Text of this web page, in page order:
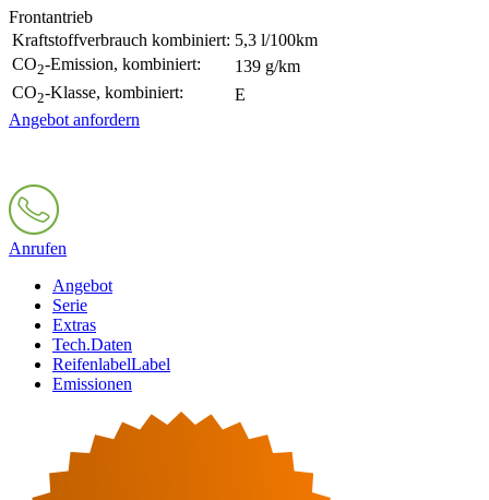
Frontantrieb
Kraftstoffverbrauch kombiniert: 5,3 l/100km
CO2-Emission, kombiniert:
139 g/km
CO2-Klasse, kombiniert:
E
Angebot anfordern
Anrufen
Angebot
Serie
Extras
Tech.Daten
ReifenlabelLabel
Emissionen